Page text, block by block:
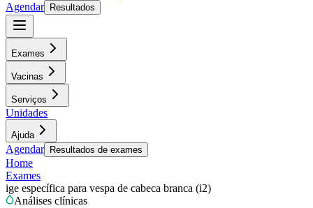
Agendar
Resultados
Exames
Vacinas
Serviços
Unidades
Ajuda
Agendar Resultados de exames
Home
Exames
ige específica para vespa de cabeca branca (i2)
Análises clínicas